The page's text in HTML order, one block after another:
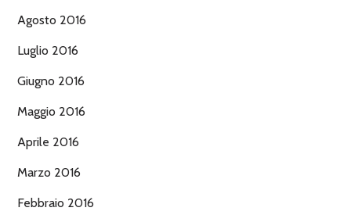
Agosto 2016
Luglio 2016
Giugno 2016
Maggio 2016
Aprile 2016
Marzo 2016
Febbraio 2016